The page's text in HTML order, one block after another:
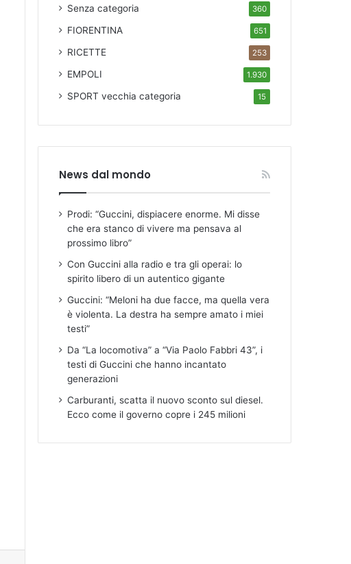
Senza categoria 360
FIORENTINA 651
RICETTE 253
EMPOLI 1.930
SPORTvecchia categoria 15
News dal mondo
Prodi: “Guccini, dispiacere enorme. Mi disse
che era stanco di vivere ma pensava al
prossimo libro”
Con Guccini alla radio e tra gli operai: lo
spirito libero di un autentico gigante
Guccini: “Meloni ha due facce, ma quella vera
è violenta. La destra ha sempre amato i miei
testi”
Da “La locomotiva” a “Via Paolo Fabbri 43”, i
testi di Guccini che hanno incantato
generazioni
Carburanti, scatta il nuovo sconto sul diesel.
Ecco come il governo copre i 245 milioni